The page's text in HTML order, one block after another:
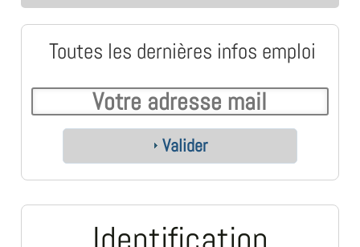
Toutes les dernières infos emploi
Valider